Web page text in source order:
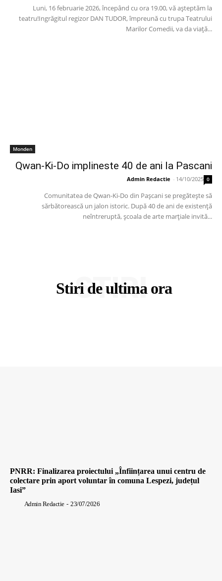
Luni, 16 februarie 2026, începând cu ora 19.00, vă așteptăm la
teatru!Ingrăgitul regizor DAN TUDOR, împreună cu trupa Teatrului
Marilor Comedii, va da viață...
Monden
Qwan-Ki-Do implineste 40 de ani la Pascani
Admin Redactie - 14/10/2025 0
Comunitatea de Qwan-Ki-Do din Pașcani se pregătește să
sărbătorească un jalon istoric. După 40 de ani de existență
neîntreruptă, școala de arte marțiale invită...
Stiri de ultima ora
STIRI
PNRR: Finalizarea proiectului „Înființarea unui centru de
colectare prin aport voluntar în comuna Lespezi, județul
Iasi”
Admin Redactie - 23/07/2026